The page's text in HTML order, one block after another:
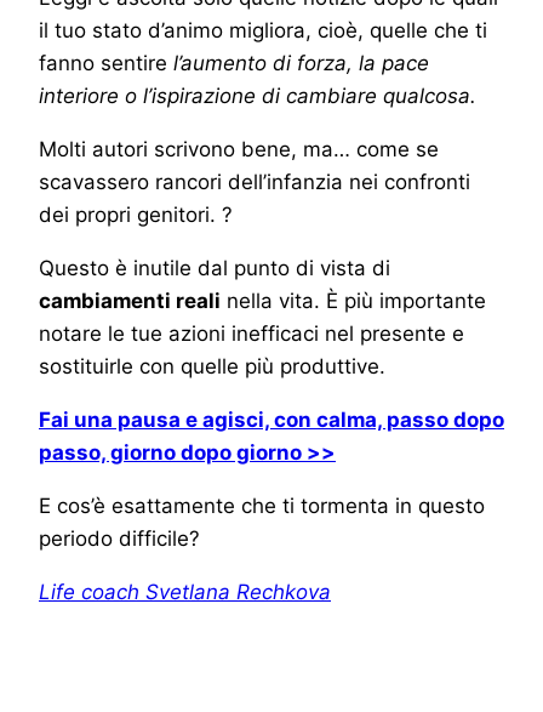
il tuo stato d’animo migliora, cioè, quelle che ti
fanno sentire l’aumento di forza, la pace
interiore o l’ispirazione di cambiare qualcosa.
Molti autori scrivono bene, ma… come se
scavassero rancori dell’infanzia nei confronti
dei propri genitori. ?
Questo è inutile dal punto di vista di
cambiamenti reali nella vita. È più importante
notare le tue azioni inefficaci nel presente e
sostituirle con quelle più produttive.
Fai una pausa e agisci, con calma, passo dopo
passo, giorno dopo giorno >>
E cos’è esattamente che ti tormenta in questo
periodo difficile?
Life coach Svetlana Rechkova